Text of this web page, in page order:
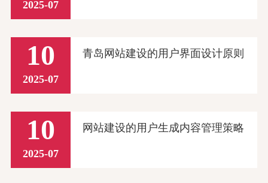
2025-07
10
2025-07
青岛网站建设的用户界面设计原则
10
2025-07
网站建设的用户生成内容管理策略